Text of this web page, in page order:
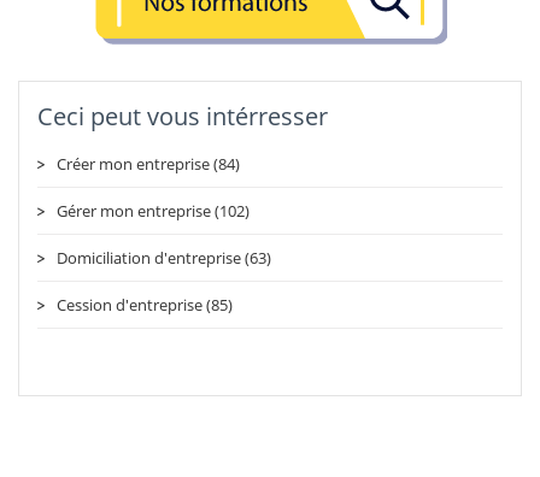
Ceci peut vous intérresser
Créer mon entreprise (84)
Gérer mon entreprise (102)
Domiciliation d'entreprise (63)
Cession d'entreprise (85)